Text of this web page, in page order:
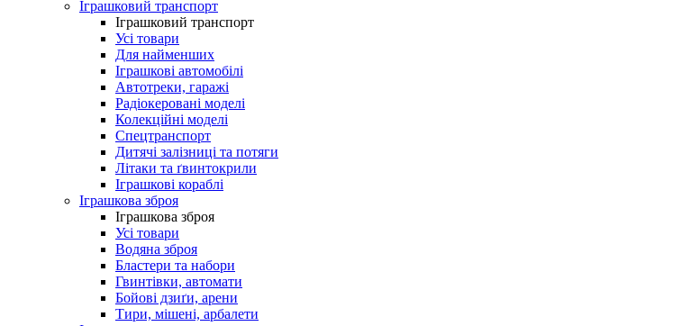
Іграшковий транспорт
Іграшковий транспорт
Усі товари
Для найменших
Іграшкові автомобілі
Автотреки, гаражі
Радіокеровані моделі
Колекційні моделі
Спецтранспорт
Дитячі залізниці та потяги
Літаки та ґвинтокрили
Іграшкові кораблі
Іграшкова зброя
Іграшкова зброя
Усі товари
Водяна зброя
Бластери та набори
Гвинтівки, автомати
Бойові дзиґи, арени
Тири, мішені, арбалети